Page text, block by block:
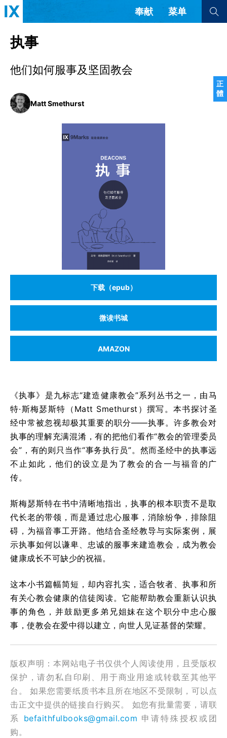
正
體
奉献 菜单
文章 书评 访谈
成员制与教会纪律
查看全部
查看全部
隐私条款
葡萄牙语
达里语
罗马尼亚语
意大利语
土耳其语
塞尔维亚语
执事
他们如何服事及坚固教会
Matt Smethurst
下载（epub）
微读书城
AMAZON
《执事》是九标志“建造健康教会”系列丛书之一，由马
特·斯梅瑟斯特（Matt Smethurst）撰写。本书探讨圣
经中常被忽视却极其重要的职分——执事。许多教会对
执事的理解充满混淆，有的把他们看作“教会的管理委员
会”，有的则只当作“事务执行员”。然而圣经中的执事远
不止如此，他们的设立是为了教会的合一与福音的广
传。
斯梅瑟斯特在书中清晰地指出，执事的根本职责不是取
代长老的带领，而是通过忠心服事，消除纷争，排除阻
碍，为福音事工开路。他结合圣经教导与实际案例，展
示执事如何以谦卑、忠诚的服事来建造教会，成为教会
健康成长不可缺少的祝福。
这本小书篇幅简短，却内容扎实，适合牧者、执事和所
有关心教会健康的信徒阅读。它能帮助教会重新认识执
事的角色，并鼓励更多弟兄姐妹在这个职分中忠心服
事，使教会在爱中得以建立，向世人见证基督的荣耀。
版权声明：本网站电子书仅供个人阅读使用，且受版权
保护，请勿私自印刷、用于商业用途或转载至其他平
台。 如果您需要纸质书本且所在地区不受限制，可以点
击正文中提供的链接自行购买。 如您有批量需要，请联
系 befaithfulbooks@gmail.com 申请特殊授权或团
购。